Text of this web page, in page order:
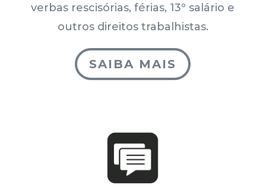
verbas rescisórias, férias, 13º salário e
outros direitos trabalhistas.
SAIBA MAIS